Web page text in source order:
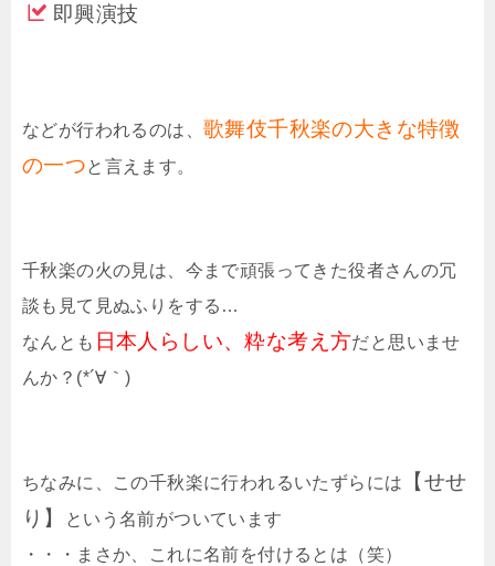
即興演技
などが行われるのは、 歌舞伎千秋楽の大きな特徴
の一つと言えます。
千秋楽の火の見は、今まで頑張ってきた役者さんの冗
談も見て見ぬふりをする…
なんとも 日本人らしい、粋な考え方だと思いませ
んか？(*´∀｀)
ちなみに、この千秋楽に行われるいたずらには
【せせ
り】
という名前がついています
・・・まさか、これに名前を付けるとは（笑）